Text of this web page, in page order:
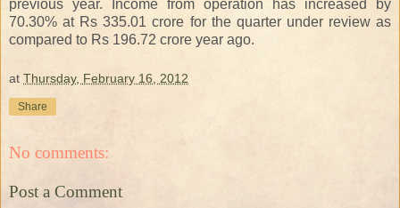
previous year. Income from operation has increased by
70.30% at Rs 335.01 crore for the quarter under review as
compared to Rs 196.72 crore year ago.
at Thursday, February 16, 2012
Share
No comments:
Post a Comment